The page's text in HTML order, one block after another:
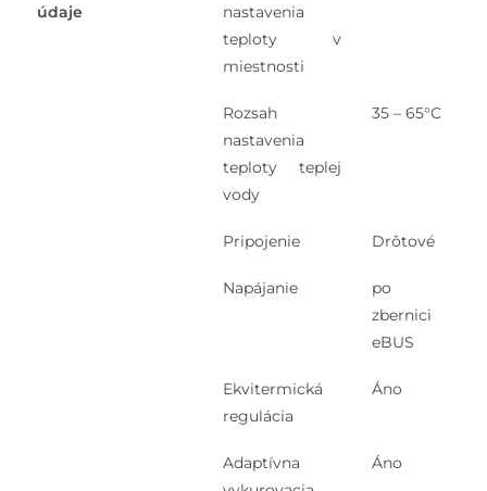
údaje
nastavenia
teploty v
miestnosti
Rozsah
nastavenia
teploty teplej
vody
35 – 65°C
Pripojenie Drôtové
Napájanie
po
zbernici
eBUS
Ekvitermická
regulácia
Áno
Adaptívna
Áno